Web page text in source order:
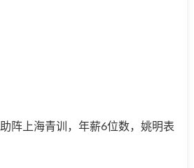
阵上海青训，年薪6位数，姚明表